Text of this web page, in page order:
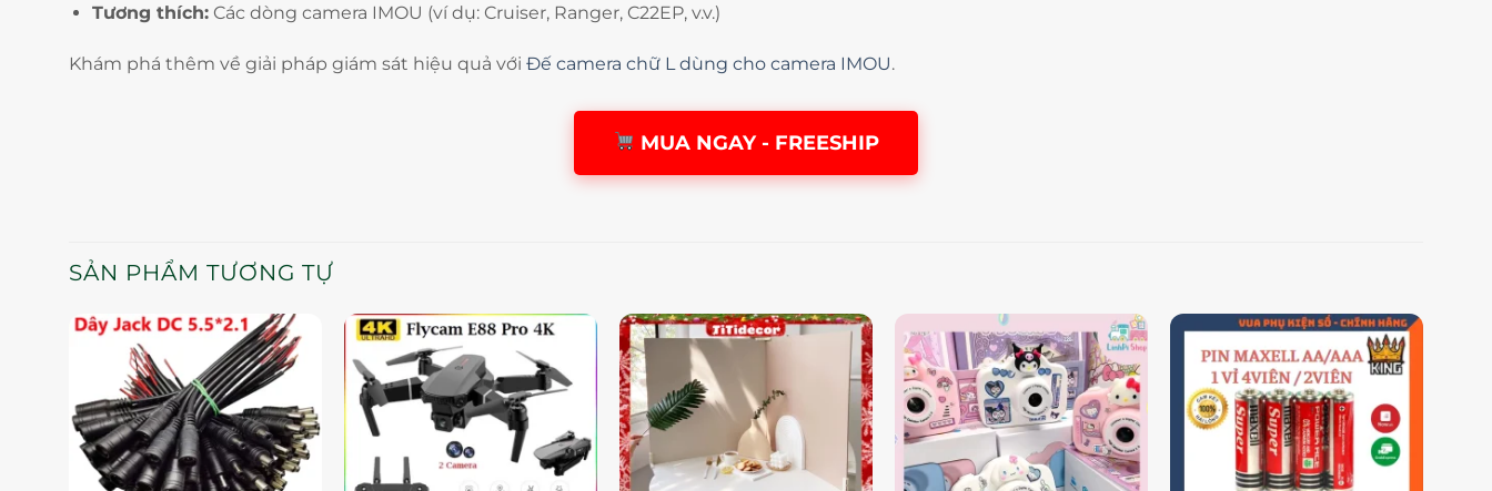
Tương thích:Các dòng camera IMOU (ví dụ: Cruiser, Ranger, C22EP, v.v.)
Khám phá thêm về giải pháp giám sát hiệu quả với Đế camera chữ L dùng cho camera IMOU.
MUA NGAY - FREESHIP
SẢN PHẨM TƯƠNG TỰ